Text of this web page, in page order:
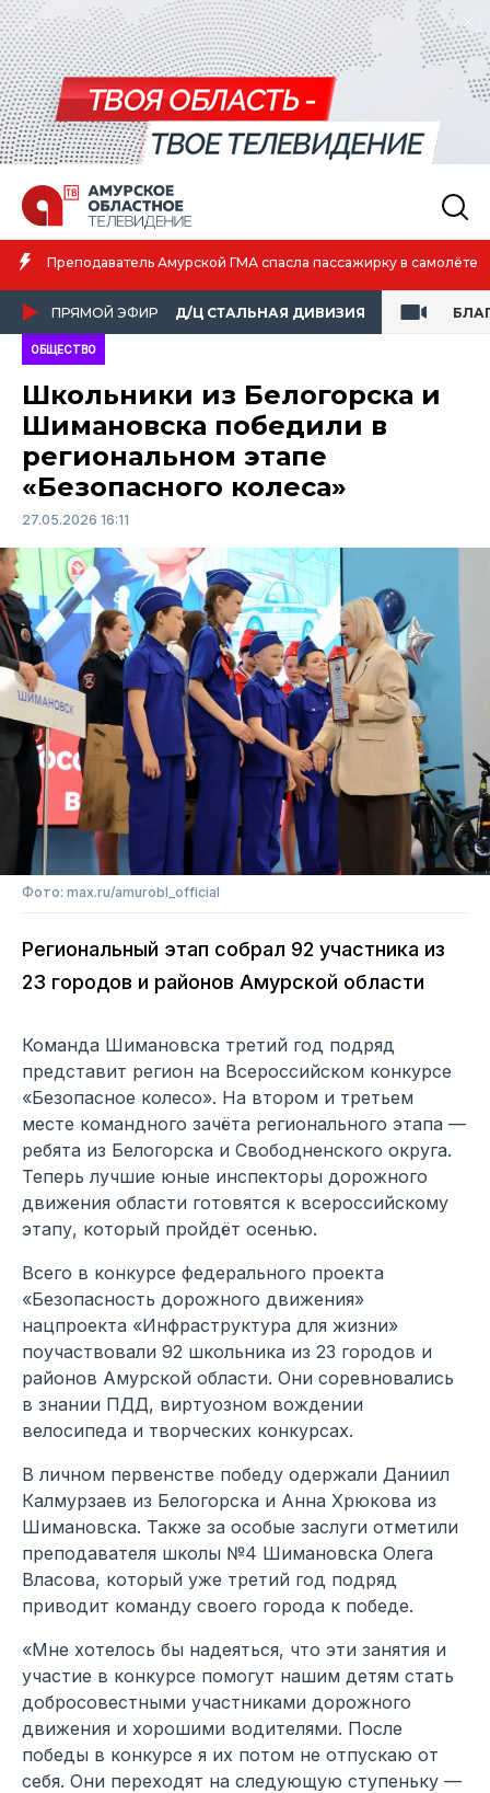
Амурская спортсменка выиграла первенство России по лёгкой
атлетике
ПРЯМОЙ ЭФИР Д/Ц СТАЛЬНАЯ ДИВИЗИЯ
ОБЩЕСТВО
Школьники из Белогорска и
Шимановска победили в
региональном этапе
«Безопасного колеса»
27.05.2026 16:11
Фото: max.ru/amurobl_official
Региональный этап собрал 92 участника из
23 городов и районов Амурской области
Команда Шимановска третий год подряд
представит регион на Всероссийском конкурсе
«Безопасное колесо». На втором и третьем
месте командного зачёта регионального этапа —
ребята из Белогорска и Свободненского округа.
Теперь лучшие юные инспекторы дорожного
движения области готовятся к всероссийскому
этапу, который пройдёт осенью.
Всего в конкурсе федерального проекта
«Безопасность дорожного движения»
нацпроекта «Инфраструктура для жизни»
поучаствовали 92 школьника из 23 городов и
районов Амурской области. Они соревновались
в знании ПДД, виртуозном вождении
велосипеда и творческих конкурсах.
В личном первенстве победу одержали Даниил
Калмурзаев из Белогорска и Анна Хрюкова из
Шимановска. Также за особые заслуги отметили
преподавателя школы №4 Шимановска Олега
Власова, который уже третий год подряд
приводит команду своего города к победе.
«Мне хотелось бы надеяться, что эти занятия и
участие в конкурсе помогут нашим детям стать
добросовестными участниками дорожного
движения и хорошими водителями. После
победы в конкурсе я их потом не отпускаю от
себя. Они переходят на следующую ступеньку —